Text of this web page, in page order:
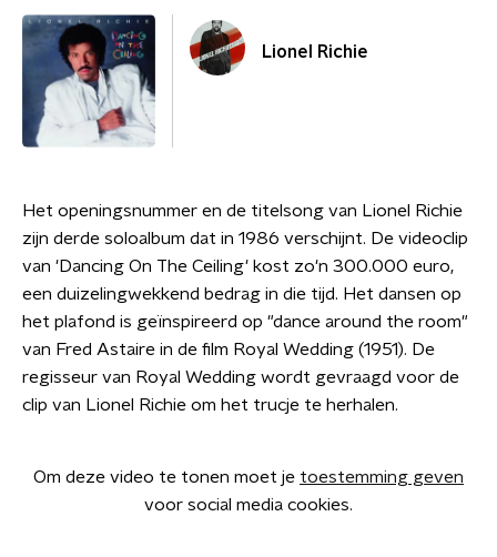
Lionel Richie
Het openingsnummer en de titelsong van Lionel Richie
zijn derde soloalbum dat in 1986 verschijnt. De videoclip
van 'Dancing On The Ceiling' kost zo'n 300.000 euro,
een duizelingwekkend bedrag in die tijd. Het dansen op
het plafond is geïnspireerd op "dance around the room"
van Fred Astaire in de film Royal Wedding (1951). De
regisseur van Royal Wedding wordt gevraagd voor de
clip van Lionel Richie om het trucje te herhalen.
Om deze video te tonen moet je toestemming geven
voor social media cookies.